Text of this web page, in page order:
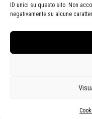
ID unici su questo sito. Non
negativamente su alcune
Segnalazione di